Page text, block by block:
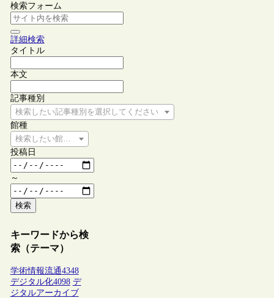
検索フォーム
詳細検索
タイトル
本文
記事種別
検索したい記事種別を選択してください
館種
検索したい館種を選択してください
投稿日
～
検索
キーワードから検
索（テーマ）
学術情報流通4348
デジタル化4098 デ
ジタルアーカイブ